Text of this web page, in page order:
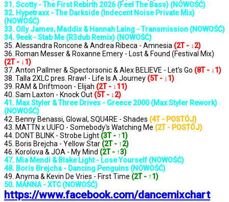
31. Scotty - The First Rebirth 2026 (Feel The Bass) (NOWOŚĆ)
32. Hypetraxx - The Darkside (Indecent Noise Private Mix)
(NOWOŚĆ)
33. Olly James, Maddix & Hannah Laing - Transmission (NOWOŚĆ)
34. 9eek - Stab Me (R3dub Remix) (NOWOŚĆ)
35. Alessandra Roncone & Andrea Ribeca - Amnesia (2T - ↓2)
36. Roman Messer & Roxanne Emery - Lost & Found (Festival Mix)
(2T - ↓1)
37. Anton Pallmer & Spectorsonic & Alex BELIEVE - Let's Go (8T - ↓1)
38. Talla 2XLC pres. Rraw! - Life Is A Journey (5T - ↓1)
39. RAM & Driftmoon - Elijah (2T - ↓11)
40. Sam Laxton - Knock Out (5T - ↓2)
41. Max Styler & Three Drives - Greece 2000 (Max Styler Rework)
(NOWOŚĆ)
42. Benny Benassi, Glowal, SQU4RE - Shades (4T - POSTÓJ)
43. MATTN x UUFO - Somebody's Watching Me (2T - POSTÓJ)
44. DONT BLINK - Strobe Light (3T - ↑1)
45. Boris Brejcha - Yellow Star (2T - ↑2)
46. Korolova & JOA - My Mind (2T - ↑3)
47. Mia Mendi & Blake Light - Lose Yourself (NOWOŚĆ)
48. Boris Brejcha - Dancing Penguins (NOWOŚĆ)
49. Anyma & Kevin De Vries - First Time (2T - ↑1)
50. MANNA - XTC (NOWOŚĆ)
https://www.facebook.com/dancemixchart